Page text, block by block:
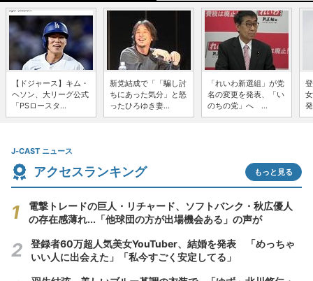
【ドジャース】キム・
ヘソン、大リーグ公式
「PSロースタ...
新党結成で「「騙し討
ちにあった気分」と怒
ったひろゆき妻...
「れいわ新選組」が党
名の変更を発表、「い
のちの党」へ ...
J-CAST ニュース
アクセスランキング もっと見る
電撃トレードの巨人・リチャード、ソフトバンク・秋広優人
の存在感薄れ...「他球団の方が出場機会ある」の声が
登録者60万超人気美女YouTuber、結婚を発表 「めっちゃ
いい人に出会えた」「私今すごく安定してる」